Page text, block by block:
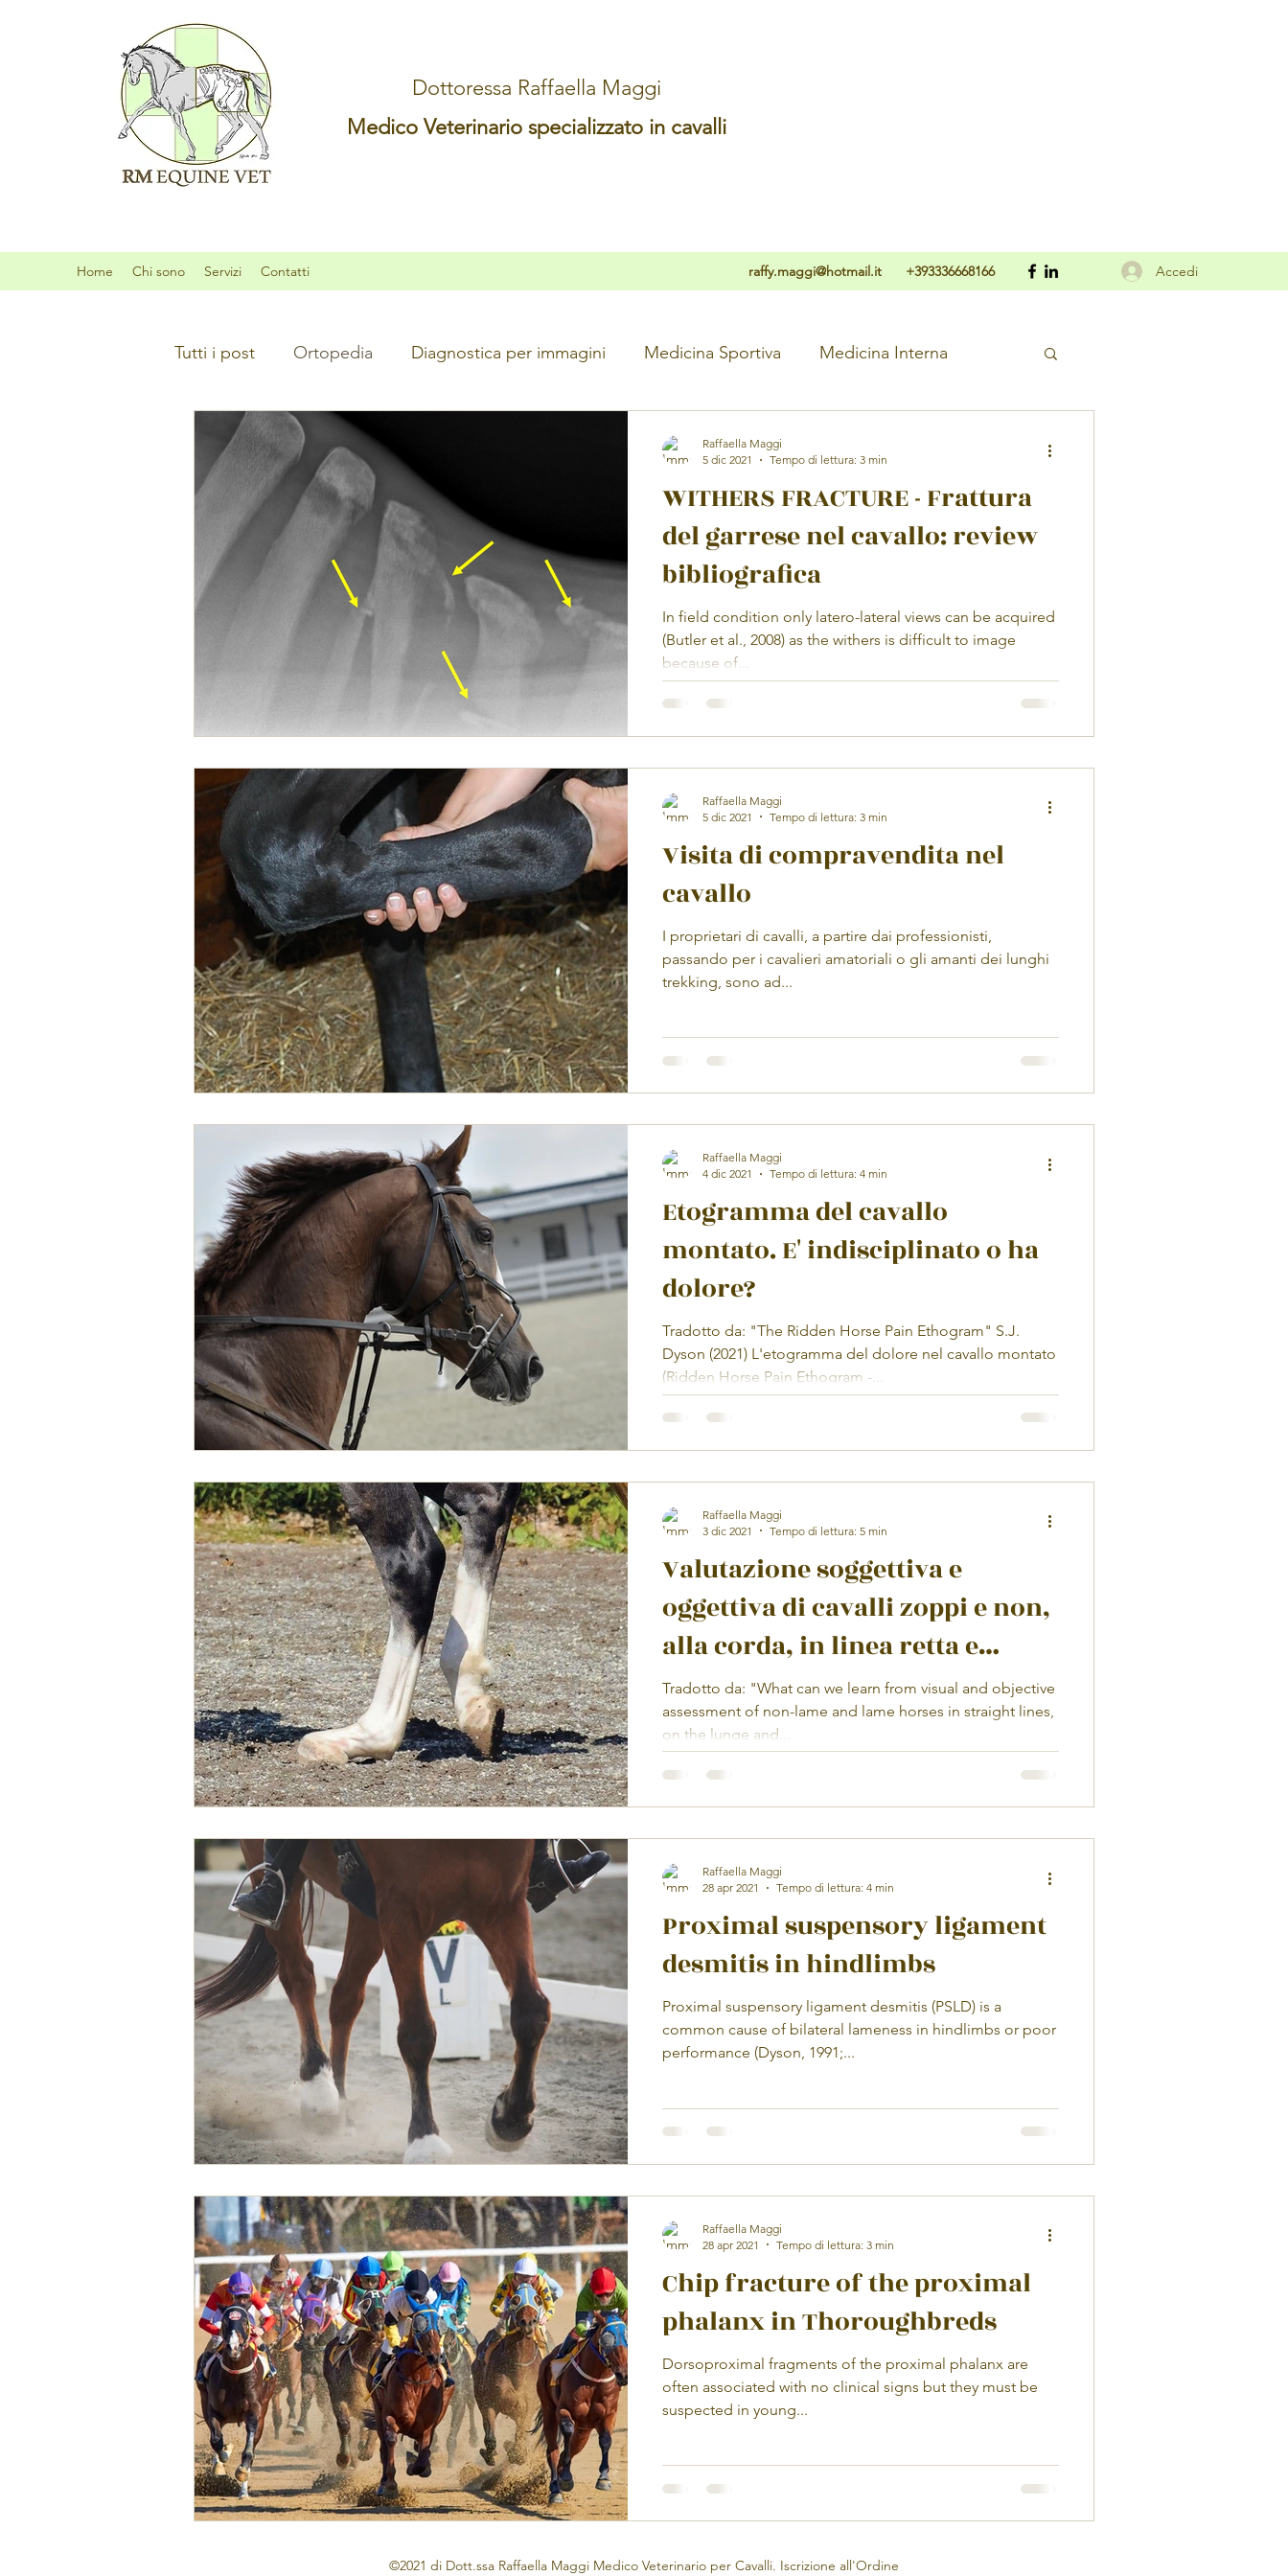
Dottoressa Raffaella Maggi
Medico Veterinario specializzato in cavalli
Home Chi sono Servizi Contatti raffy.maggi@hotmail.it +393336668166 Accedi
Tutti i post Ortopedia Diagnostica per immagini Medicina Sportiva Medicina Interna
Pronto Soccorso
WITHERS FRACTURE - Frattura
del garrese nel cavallo: review
bibliografica
In field condition only latero-lateral views can be acquired
(Butler et al., 2008) as the withers is difficult to image
because of...
Raffaella Maggi
5 dic 2021
Tempo di lettura: 3 min
Visita di compravendita nel
cavallo
I proprietari di cavalli, a partire dai professionisti,
passando per i cavalieri amatoriali o gli amanti dei lunghi
trekking, sono ad...
Raffaella Maggi
5 dic 2021
Tempo di lettura: 3 min
Etogramma del cavallo
montato. E' indisciplinato o ha
dolore?
Tradotto da: "The Ridden Horse Pain Ethogram" S.J.
Dyson (2021) L'etogramma del dolore nel cavallo montato
(Ridden Horse Pain Ethogram -...
Raffaella Maggi
4 dic 2021
Tempo di lettura: 4 min
Valutazione soggettiva e
oggettiva di cavalli zoppi e non,
alla corda, in linea retta e
montati.
Tradotto da: "What can we learn from visual and objective
assessment of non-lame and lame horses in straight lines,
on the lunge and...
Raffaella Maggi
3 dic 2021
Tempo di lettura: 5 min
Proximal suspensory ligament
desmitis in hindlimbs
Proximal suspensory ligament desmitis (PSLD) is a
common cause of bilateral lameness in hindlimbs or poor
performance (Dyson, 1991;...
Raffaella Maggi
28 apr 2021
Tempo di lettura: 4 min
Chip fracture of the proximal
phalanx in Thoroughbreds
Dorsoproximal fragments of the proximal phalanx are
often associated with no clinical signs but they must be
suspected in young...
Raffaella Maggi
28 apr 2021
Tempo di lettura: 3 min
©2021 di Dott.ssa Raffaella Maggi Medico Veterinario per Cavalli. Iscrizione all'Ordine